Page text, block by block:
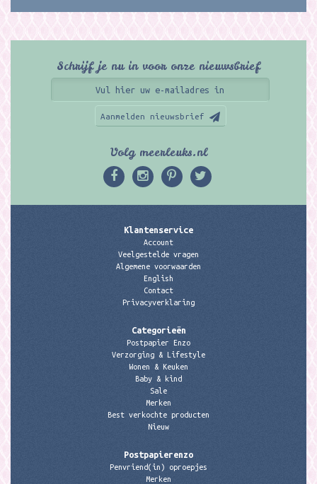
Schrijf je nu in voor onze nieuwsbrief
Aanmelden nieuwsbrief
Volg meerleuks.nl
Klantenservice
Account
Veelgestelde vragen
Algemene voorwaarden
English
Contact
Privacyverklaring
Categorieën
Postpapier Enzo
Verzorging & Lifestyle
Wonen & Keuken
Baby & kind
Sale
Merken
Best verkochte producten
Nieuw
Postpapierenzo
Penvriend(in) oproepjes
Merken